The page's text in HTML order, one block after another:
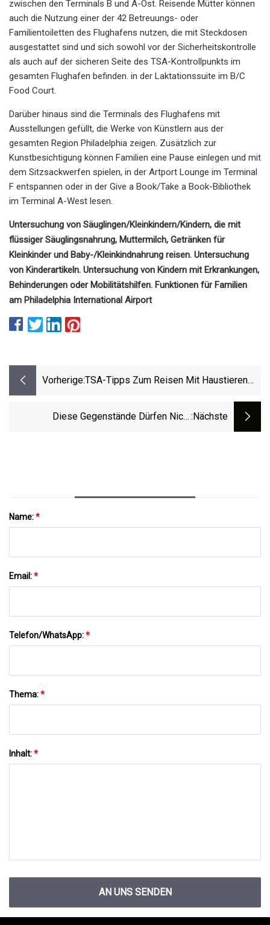
zwischen den Terminals B und A-Ost. Reisende Mütter können
auch die Nutzung einer der 42 Betreuungs- oder
Familientoiletten des Flughafens nutzen, die mit Steckdosen
ausgestattet sind und sich sowohl vor der Sicherheitskontrolle
als auch auf der sicheren Seite des TSA-Kontrollpunkts im
gesamten Flughafen befinden. in der Laktationssuite im B/C
Food Court.
Darüber hinaus sind die Terminals des Flughafens mit
Ausstellungen gefüllt, die Werke von Künstlern aus der
gesamten Region Philadelphia zeigen. Zusätzlich zur
Kunstbesichtigung können Familien eine Pause einlegen und mit
dem Sitzsackwerfen spielen, in der Artport Lounge im Terminal
F entspannen oder in der Give a Book/Take a Book-Bibliothek
im Terminal A-West lesen.
Untersuchung von Säuglingen/Kleinkindern/Kindern, die mit
flüssiger Säuglingsnahrung, Muttermilch, Getränken für
Kleinkinder und Baby-/Kleinkindnahrung reisen. Untersuchung
von Kinderartikeln. Untersuchung von Kindern mit Erkrankungen,
Behinderungen oder Mobilitätshilfen. Funktionen für Familien
am Philadelphia International Airport
Vorherige:TSA-Tipps Zum Reisen Mit Haustieren
Washington Dulles International Airport
Diese Gegenstände Dürfen Nicht :nächste
Name:*
Email:*
Telefon/WhatsApp:*
Thema:*
Inhalt:*
AN UNS SENDEN